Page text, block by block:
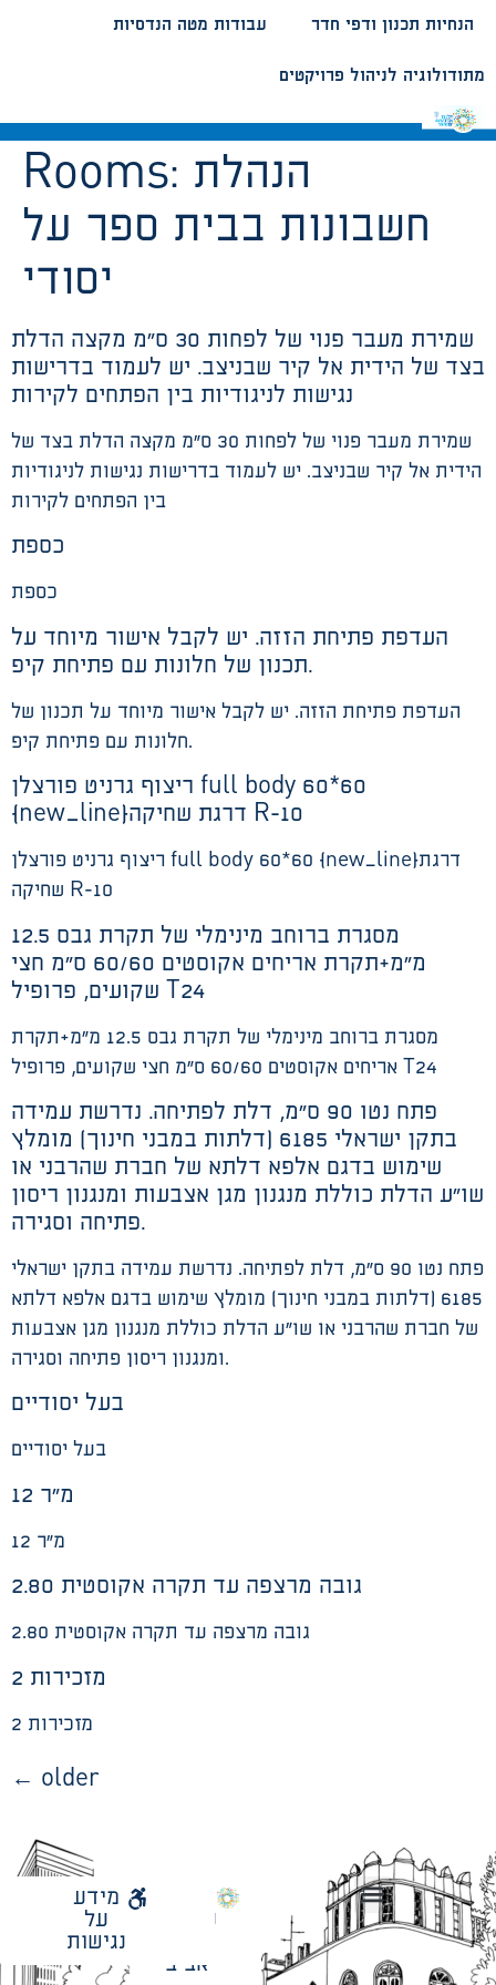
עבודות מטה הנדסיות הנחיות תכנון ודפי חדר
מתודולוגיה לניהול פרויקטים
Rooms: הנהלת
חשבונות בבית ספר על
יסודי
שמירת מעבר פנוי של לפחות 30 ס”מ מקצה הדלת
בצד של הידית אל קיר שבניצב. יש לעמוד בדרישות
נגישות לניגודיות בין הפתחים לקירות
שמירת מעבר פנוי של לפחות 30 ס”מ מקצה הדלת בצד של
הידית אל קיר שבניצב. יש לעמוד בדרישות נגישות לניגודיות
בין הפתחים לקירות
כספת
כספת
העדפת פתיחת הזזה. יש לקבל אישור מיוחד על
תכנון של חלונות עם פתיחת קיפ.
העדפת פתיחת הזזה. יש לקבל אישור מיוחד על תכנון של
חלונות עם פתיחת קיפ.
ריצוף גרניט פורצלן full body 60*60
{new_line}דרגת שחיקה R-10
ריצוף גרניט פורצלן full body 60*60 {new_line}דרגת
שחיקה R-10
מסגרת ברוחב מינימלי של תקרת גבס 12.5
מ”מ+תקרת אריחים אקוסטים 60/60 ס”מ חצי
שקועים, פרופיל T24
מסגרת ברוחב מינימלי של תקרת גבס 12.5 מ”מ+תקרת
אריחים אקוסטים 60/60 ס”מ חצי שקועים, פרופיל T24
פתח נטו 90 ס”מ, דלת לפתיחה. נדרשת עמידה
בתקן ישראלי 6185 (דלתות במבני חינוך) מומלץ
שימוש בדגם אלפא דלתא של חברת שהרבני או
שו”ע הדלת כוללת מנגנון מגן אצבעות ומנגנון ריסון
פתיחה וסגירה.
פתח נטו 90 ס”מ, דלת לפתיחה. נדרשת עמידה בתקן ישראלי
6185 (דלתות במבני חינוך) מומלץ שימוש בדגם אלפא דלתא
של חברת שהרבני או שו”ע הדלת כוללת מנגנון מגן אצבעות
ומנגנון ריסון פתיחה וסגירה.
בעל יסודיים
בעל יסודיים
12 מ”ר
12 מ”ר
2.80 גובה מרצפה עד תקרה אקוסטית
2.80 גובה מרצפה עד תקרה אקוסטית
2 מזכירות
2 מזכירות
← older
עיריית
אביב
מידע
על
נגישות